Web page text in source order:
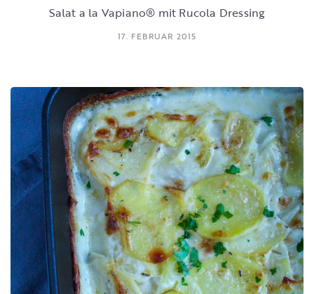
Salat a la Vapiano® mit Rucola Dressing
17. FEBRUAR 2015